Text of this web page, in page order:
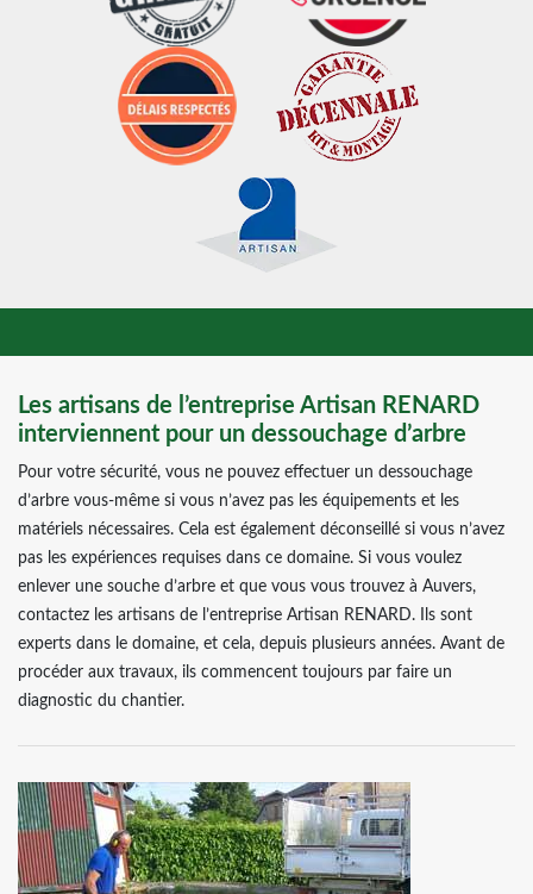
Les artisans de l’entreprise Artisan RENARD
interviennent pour un dessouchage d’arbre
Pour votre sécurité, vous ne pouvez effectuer un dessouchage
d’arbre vous-même si vous n’avez pas les équipements et les
matériels nécessaires. Cela est également déconseillé si vous n’avez
pas les expériences requises dans ce domaine. Si vous voulez
enlever une souche d’arbre et que vous vous trouvez à Auvers,
contactez les artisans de l’entreprise Artisan RENARD. Ils sont
experts dans le domaine, et cela, depuis plusieurs années. Avant de
procéder aux travaux, ils commencent toujours par faire un
diagnostic du chantier.